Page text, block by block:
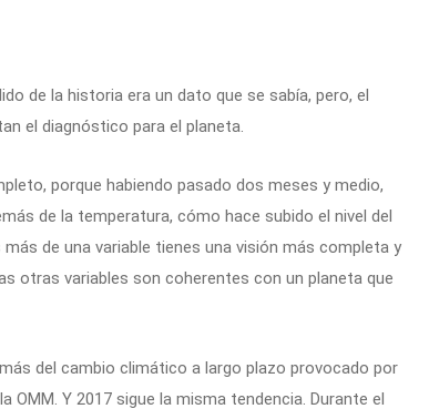
de la historia era un dato que se sabía, pero, el
el diagnóstico para el planeta.
porque habiendo pasado dos meses y medio,
de la temperatura, cómo hace subido el nivel del
de una variable tienes una visión más completa y
otras variables son coherentes con un planeta que
del cambio climático a largo plazo provocado por
Y 2017 sigue la misma tendencia. Durante el